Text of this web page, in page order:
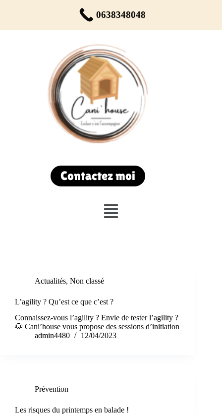
Réservez votre rendez-vous dès maintenant !
Du lundi au samedi de 9h00 à 19h00
Contactez moi
Actualités, Non classé
L’agility ? Qu’est ce que c’est ?
Connaissez-vous l’agility ? Envie de tester l’agility ?
🐶 Cani’house vous propose des sessions d’initiation
admin4480
12/04/2023
Prévention
Les risques du printemps en balade !
0638348048